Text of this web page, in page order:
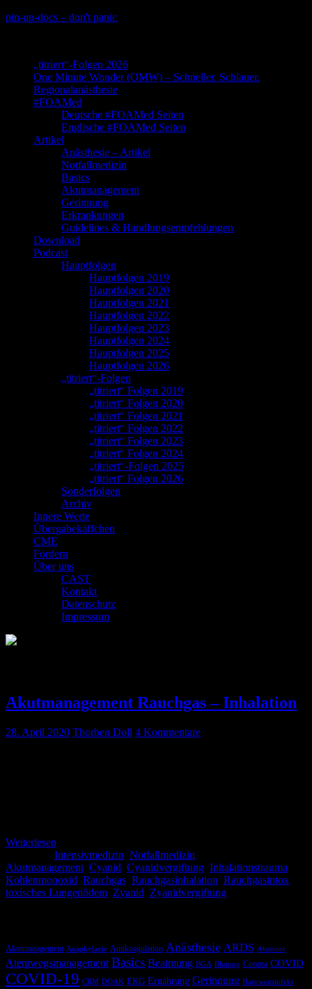
Skip
pin-up-docs – don't panic
„titriert“-Folgen 2026
One Minute Wonder (OMW) – Schneller. Schlauer.
Regionalanästhesie
#FOAMed
Deutsche #FOAMed Seiten
Englische #FOAMed Seiten
Artikel
Anästhesie – Artikel
Notfallmedizin
Basics
Akutmanagement
Gerinnung
Erkrankungen
Guidelines & Handlungsempfehlungen
Download
Podcast
Hauptfolgen
Hauptfolgen 2019
Hauptfolgen 2020
Hauptfolgen 2021
Hauptfolgen 2022
Hauptfolgen 2023
Hauptfolgen 2024
Hauptfolgen 2025
Hauptfolgen 2026
„titriert“-Folgen
„titriert“ Folgen 2019
„titriert“ Folgen 2020
„titriert“ Folgen 2021
„titriert“ Folgen 2022
„titriert“ Folgen 2023
„titriert“ Folgen 2024
„titriert“-Folgen 2025
„titriert“ Folgen 2026
Sonderfolgen
Archiv
Innere Werte
Übergabekäffchen
CME
Fördern
Über uns
CAST
Kontakt
Datenschutz
Impressum
Akutmanagement Rauchgas – Inhalation
28. April 2020 Thorben Doll 4 Kommentare
Weiterlesen
Intensivmedizin Notfallmedizin
Akutmanagement Cyanid Cyanidvergiftung Inhalationstrauma
Kohlenmonoxid Rauchgas Rauchgasinhalation Rauchgasintox
toxisches Lungenödem Zyanid Zyanidvergiftung
Akutmanagement Anaphylaxie Antikoagulation Anästhesie ARDS Atemnot
Atemwegsmanagement Basics Beatmung BGA Blutung Corona COVID
COVID-19 CRM DOAK EKG Ernährung Gerinnung Harnwegsinfekt